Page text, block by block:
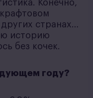
Конечно,
странах…
историю
без кочек.
году?